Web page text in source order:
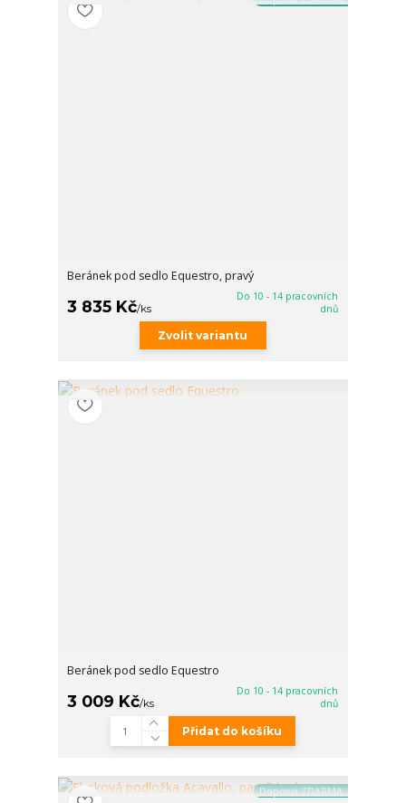
Beránek pod sedlo Equestro, pravý
3 835 Kč/ks
Do 10 - 14 pracovních
dnů
Zvolit variantu
Beránek pod sedlo Equestro
3 009 Kč/ks
Do 10 - 14 pracovních
dnů
Přidat do košíku
Doprava ZDARMA